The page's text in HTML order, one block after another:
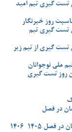
تست گیری تیم امید
روز خبرنگار
تست گیری تیم
تست گیری از تیم زیر
ملی نوجوانان
روز تست گیری
در فصل
1405-1406